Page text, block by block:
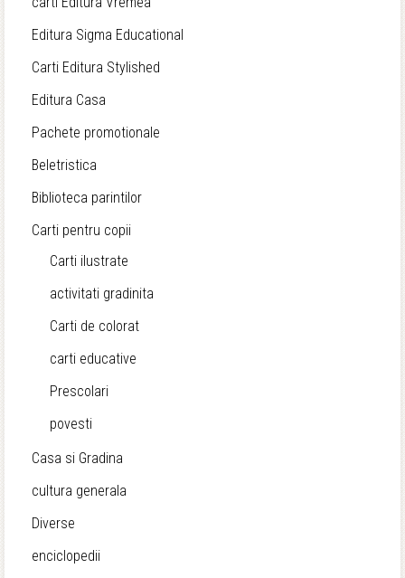
Editura Sigma Educational
Carti Editura Stylished
Editura Casa
Pachete promotionale
Beletristica
Biblioteca parintilor
Carti pentru copii
Carti ilustrate
activitati gradinita
Carti de colorat
carti educative
Prescolari
povesti
Casa si Gradina
cultura generala
Diverse
enciclopedii